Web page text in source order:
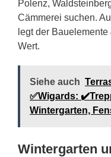
Polenz,
Cämmerei suchen.
legt der
Wert.
Siehe auch
✅Wigards:
Wintergarten,
Wintergarten